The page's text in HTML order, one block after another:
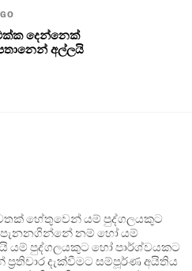
දෙන්නෙක්
අල්ලයි
හේතුවෙන් යම් පුද්ගලයකුට
පැනනගින්නේ නම් හෝ යම්
යම් පුද්ගලයකුට හෝ පාර්ශ්වයකට
දැක්වීමට සම්පූර්ණ අයිතිය